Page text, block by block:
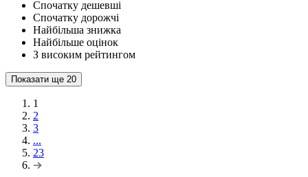
Спочатку дешевші
Спочатку дорожчі
Найбільша знижка
Найбільше оцінок
З високим рейтингом
Показати ще 20
1
2
3
...
23